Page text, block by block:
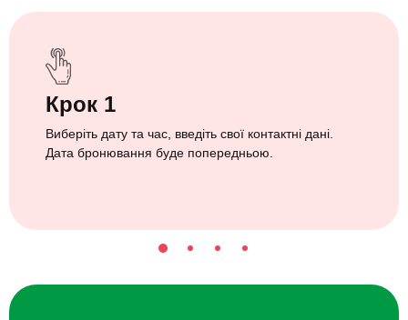
Крок 1
Виберіть дату та час, введіть свої контактні дані.
Дата бронювання буде попередньою.